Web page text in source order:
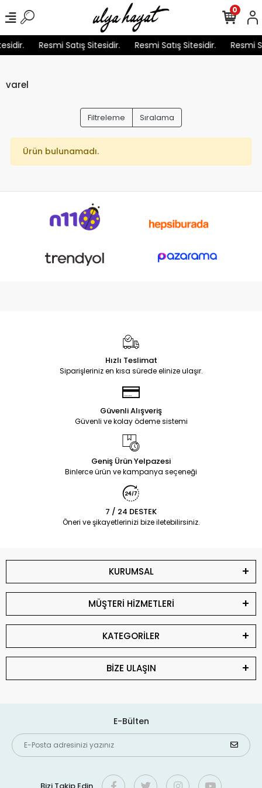
Resmi Satış Sitesidir. Resmi Satış Sitesidir. Resmi
0
varel
Filtreleme Sıralama
Ürün bulunamadı.
Hızlı Teslimat
Siparişleriniz en kısa sürede elinize ulaşır.
Güvenli Alışveriş
Güvenli ve kolay ödeme sistemi
Geniş Ürün Yelpazesi
Binlerce ürün ve kampanya seçeneği
7 / 24 DESTEK
Öneri ve şikayetlerinizi bize iletebilirsiniz.
KURUMSAL
MÜŞTERİ HİZMETLERİ
KATEGORİLER
BİZE ULAŞIN
E-Bülten